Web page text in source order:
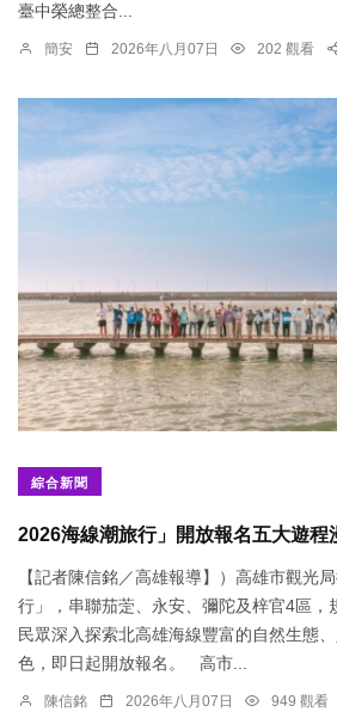
臺中榮總整合...
簡安 2026年八月07日 202 觀看
綜合新聞
2026海線潮旅行」開放報名五大遊程
【記者陳信銘／高雄報導】）高雄市觀光
行」，串聯茄萣、永安、彌陀及梓官4區，
民眾深入探索北高雄海線豐富的自然生態
色，即日起開放報名。 高市...
陳信銘 2026年八月07日 949 觀看